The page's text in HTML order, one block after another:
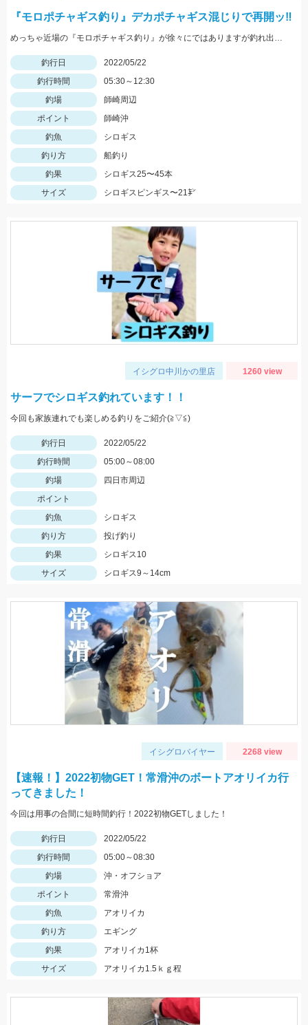
『モロポチャギス釣り』デカポチャギス混じりで再開ッ‼︎
めっちゃ近場の『モロポチャギス釣り』が徐々にではありますが釣れ出して来てますよッ(*⁰▿⁰*)
釣行日
2022/05/22
釣行時間
05:30～12:30
釣場
師崎周辺
ポイント
師崎沖
釣魚
シロギス
釣り方
船釣り
釣果
シロギス25〜45本
サイズ
シロギスピンギス〜21㌢
イシグロ中川かの里店 1260 view
サーフでシロギス釣れています！！
今回も家族連れでも楽しめる釣りをご紹介(≧▽≦)
釣行日
2022/05/22
釣行時間
05:00～08:00
釣場
四日市周辺
ポイント
釣魚
シロギス
釣り方
投げ釣り
釣果
シロギス10
サイズ
シロギス9～14cm
イシグロバイヤー 2268 view
【速報！】2022初物GET！常滑沖のボートアオリイカ行
ってきました！
今回は用事の合間に短時間釣行！2022初物GETしました！
釣行日
2022/05/22
釣行時間
05:00～08:30
釣場
沖・オフショア
ポイント
常滑沖
釣魚
アオリイカ
釣り方
エギング
釣果
アオリイカ1杯
サイズ
アオリイカ1.5ｋｇ程